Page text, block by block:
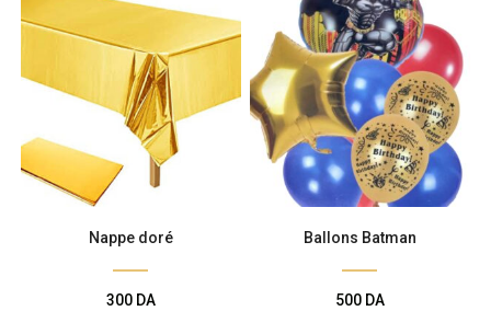
Nappe doré
300 DA
Ballons Batman
500 DA